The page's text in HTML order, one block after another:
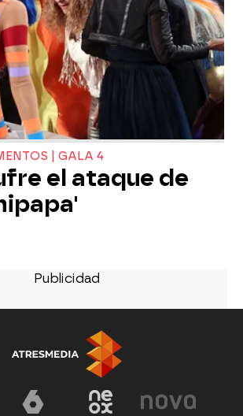
| GALA 4
el ataque de